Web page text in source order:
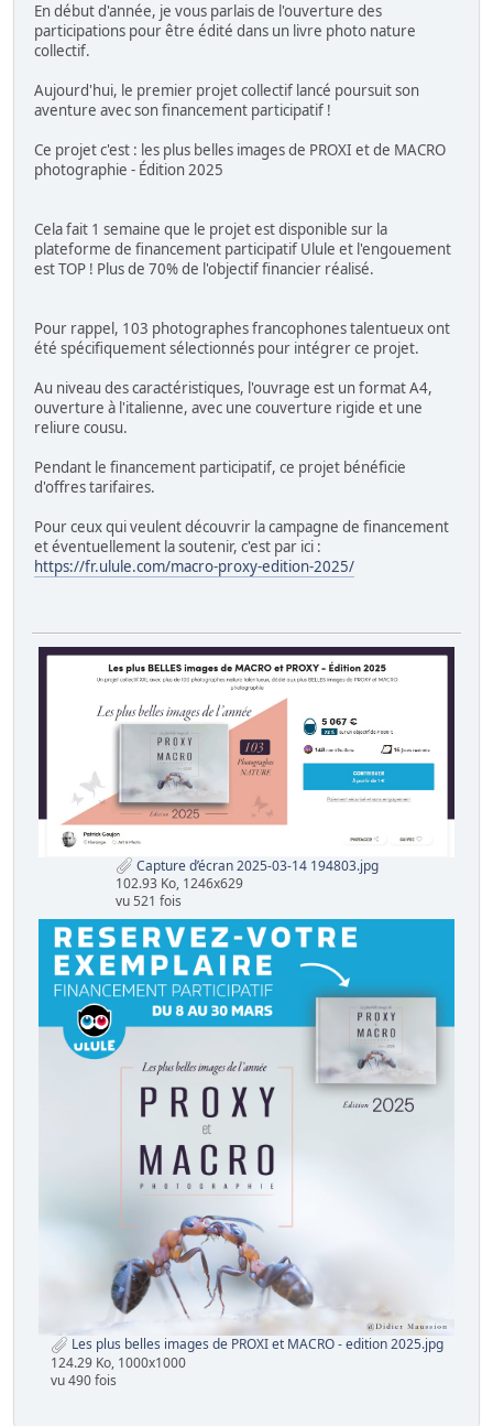
En début d'année, je vous parlais de l'ouverture des
participations pour être édité dans un livre photo nature
collectif.
Aujourd'hui, le premier projet collectif lancé poursuit son
aventure avec son financement participatif !
Ce projet c'est : les plus belles images de PROXI et de MACRO
photographie - Édition 2025
Cela fait 1 semaine que le projet est disponible sur la
plateforme de financement participatif Ulule et l'engouement
est TOP ! Plus de 70% de l'objectif financier réalisé.
Pour rappel, 103 photographes francophones talentueux ont
été spécifiquement sélectionnés pour intégrer ce projet.
Au niveau des caractéristiques, l'ouvrage est un format A4,
ouverture à l'italienne, avec une couverture rigide et une
reliure cousu.
Pendant le financement participatif, ce projet bénéficie
d'offres tarifaires.
Pour ceux qui veulent découvrir la campagne de financement
et éventuellement la soutenir, c'est par ici :
https://fr.ulule.com/macro-proxy-edition-2025/
Capture d’écran 2025-03-14 194803.jpg
102.93 Ko, 1246x629
vu 521 fois
Les plus belles images de PROXI et MACRO - edition 2025.jpg
124.29 Ko, 1000x1000
vu 490 fois